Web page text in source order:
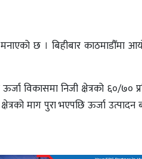
छ । बिहीबार काठमाडौँमा
विकासमा निजी क्षेत्रको ६०/७०
माग पुरा भएपछि ऊर्जा